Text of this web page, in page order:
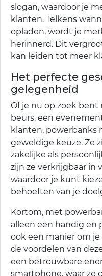
slogan, waardoor je
klanten. Telkens
opladen, wordt je
herinnerd. Dit
kan leiden tot meer
Het perfecte
gelegenheid
Of je nu op zoek bent
beurs, een
klanten, powerbanks
geweldige keuze. Ze
zakelijke als
zijn ze verkrijgbaar in
waardoor je kunt
behoeften van je
Kortom, met
alleen een handig en
ook een manier om
de voordelen van
een betrouwbare
smartphone, waar ze